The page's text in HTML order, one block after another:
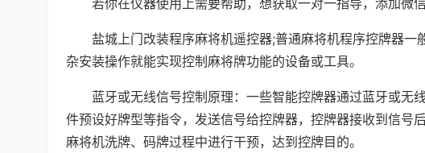
若你在仪器使用上需要帮助，想获取一对一指导，添加微
盐城上门改装程序麻将机遥控器;普通麻将机程序控牌器一
杂安装操作就能实现控制麻将牌功能的设备或工具。
蓝牙或无线信号控制原理：一些智能控牌器通过蓝牙或无
件预设好牌型等指令，发送信号给控牌器，控牌器接收到信号
麻将机洗牌、码牌过程中进行干预，达到控牌目的。